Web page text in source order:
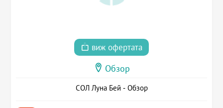
виж офертата
Обзор
СОЛ Луна Бей - Обзор